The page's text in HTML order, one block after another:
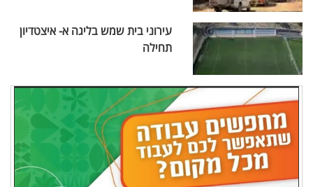
עירוני בית שמש בליגה א- איצטדיון
תחילה